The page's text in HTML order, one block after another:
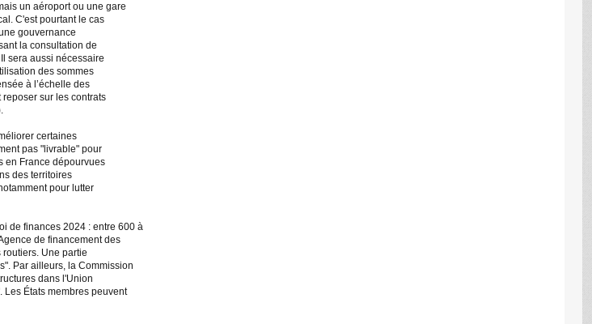
un aéroport ou une gare
C'est pourtant le cas
gouvernance
la consultation de
sera aussi nécessaire
des sommes
à l’échelle des
sur les contrats
certaines
pas "livrable" pour
en France dépourvues
des territoires
pour lutter
de finances 2024 : entre 600 à
de financement des
Une partie
Par ailleurs, la Commission
dans l'Union
États membres peuvent